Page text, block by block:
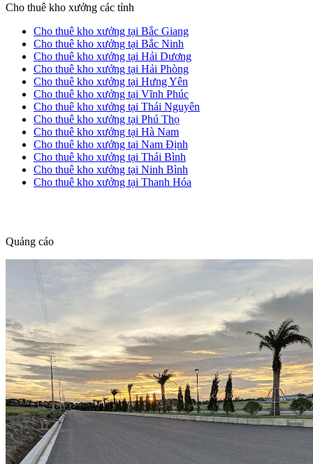
Cho thuê kho xưởng các tỉnh
Cho thuê kho xưởng tại Bắc Giang
Cho thuê kho xưởng tại Bắc Ninh
Cho thuê kho xưởng tại Hải Dương
Cho thuê kho xưởng tại Hải Phòng
Cho thuê kho xưởng tại Hưng Yên
Cho thuê kho xưởng tại Vĩnh Phúc
Cho thuê kho xưởng tại Thái Nguyên
Cho thuê kho xưởng tại Phú Thọ
Cho thuê kho xưởng tại Hà Nam
Cho thuê kho xưởng tại Nam Định
Cho thuê kho xưởng tại Thái Bình
Cho thuê kho xưởng tại Ninh Bình
Cho thuê kho xưởng tại Thanh Hóa
Quảng cáo